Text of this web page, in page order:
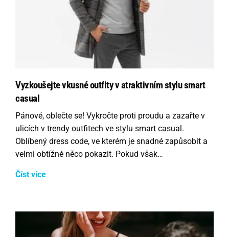
Vyzkoušejte vkusné outfity v atraktivním stylu smart
casual
Pánové, oblečte se! Vykročte proti proudu a zazařte v
ulicích v trendy outfitech ve stylu smart casual.
Oblíbený dress code, ve kterém je snadné zapůsobit a
velmi obtížné něco pokazit. Pokud však…
Číst více